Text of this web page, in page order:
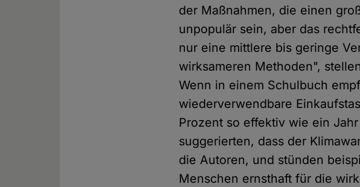
der Maßnahmen, die einen
unpopulär sein, aber das
nur eine mittlere bis geringe
wirksameren Methoden",
Wenn in einem Schulbuch
wiederverwendbare
Prozent so effektiv wie ein
suggerierten, dass der
die Autoren, und stünden
Menschen ernsthaft für die